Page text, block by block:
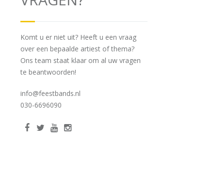
Komt u er niet uit? Heeft u een vraag
over een bepaalde artiest of thema?
Ons team staat klaar om al uw vragen
te beantwoorden!
info@feestbands.nl
030-6696090